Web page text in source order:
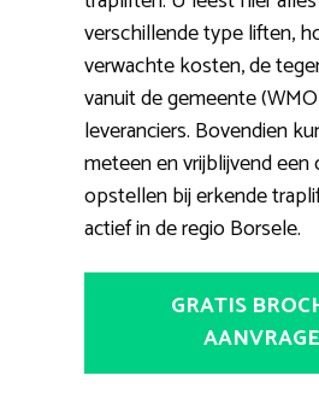
verschillende type liften,
verwachte kosten, de
vanuit de gemeente
leveranciers. Bovendien
meteen en vrijblijvend
opstellen bij erkende
actief in de regio Borsele.
GRATIS